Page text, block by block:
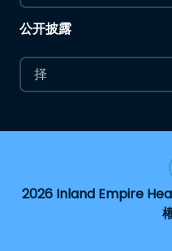
公开披露
择
2026 Inland Empire